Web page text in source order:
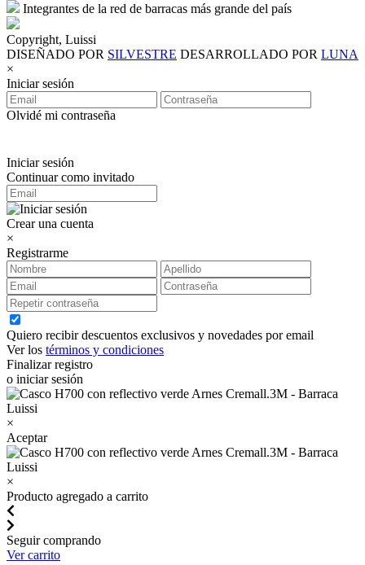
Integrantes de la red de barracas más grande del país
Copyright, Luissi
DISEÑADO POR SILVESTRE DESARROLLADO POR LUNA
×
Iniciar sesión
Olvidé mi contraseña
Iniciar sesión
Continuar como invitado
Crear una cuenta
×
Registrarme
Quiero recibir descuentos exclusivos y novedades por email
Ver los términos y condiciones
Finalizar registro
o iniciar sesión
×
Aceptar
×
Producto agregado a carrito
Seguir comprando
Ver carrito